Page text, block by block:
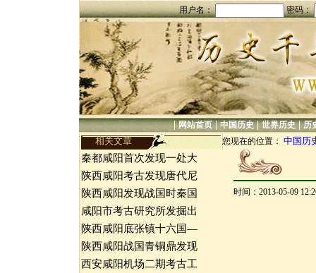
用户名： 密码：
|网站首页|中国历史|世界历史|历
相关文章 您现在的位置： 中国历
秦都咸阳首次发现一处大
陕西咸阳考古发现唐代尼
陕西咸阳发现战国时秦国
咸阳市考古研究所发掘出
陕西咸阳底张镇十六国—
陕西咸阳战国青铜鼎发现
西安咸阳机场二期考古工
时间：2013-05-09